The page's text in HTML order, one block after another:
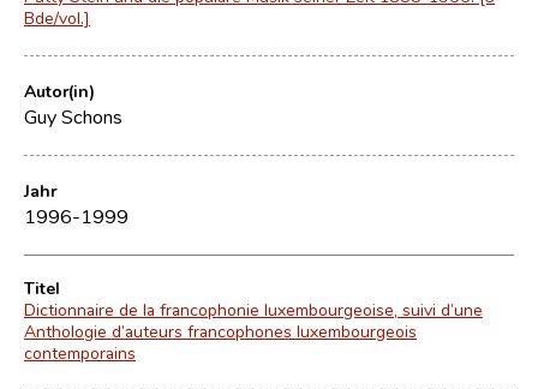
Bde/vol.]
Autor(in)
Guy Schons
Jahr
1996-1999
Titel
Dictionnaire de la francophonie luxembourgeoise, suivi d’une
Anthologie d’auteurs francophones luxembourgeois
contemporains